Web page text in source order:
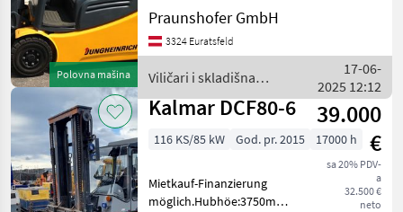
Polovna mašina
Jungheinrich Typ: EFG216
Bauart: Frontstapler
Antriebsart: Elektro
Betriebsstunden: 7762
Baujahr: 2
Praunshofer GmbH
3324 Euratsfeld
Viličari i skladišna
tehnika / Jungheinrich
17-06-
2025 12:12
Kalmar DCF80-6
39.000
€
sa 20% PDV-
a
32.500 €
neto
116 KS/85 kW God. pr. 2015 17000 h
Mietkauf-Finanzierung
möglich.Hubhöe:3750mm,